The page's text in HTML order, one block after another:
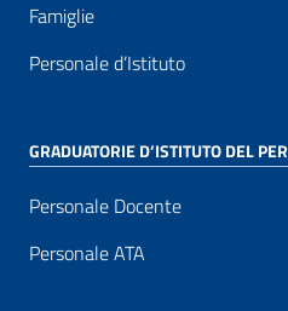
Famiglie
Personale d’Istituto
GRADUATORIE D’ISTITUTO DEL
Personale Docente
Personale ATA